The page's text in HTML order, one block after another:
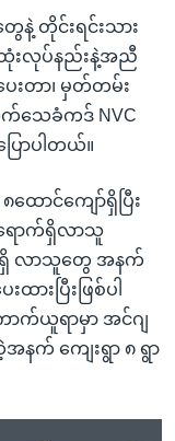
နဲ့ တိုင်းရင်းသား
လုပ်နည်းနဲ့အညီ
းတာ၊ မှတ်တမ်း
က်သေခံကဒ် NVC
ောပါတယ်။
ထောင်ကျော်ရှိပြီး
ရောက်ရှိလာသူ
က်ရှိ လာသူတွေ အနက်
ားပြီးဖြစ်ပါ
ာက်ယူရာမှာ အင်ဂျ
အနက် ကျေးရွာ ၈ ရွာ